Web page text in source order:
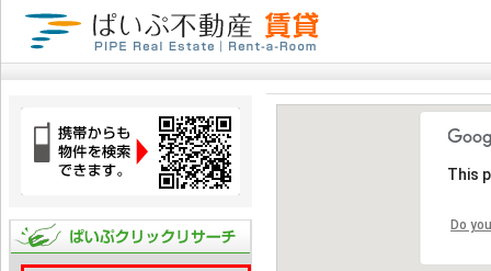
This
Do